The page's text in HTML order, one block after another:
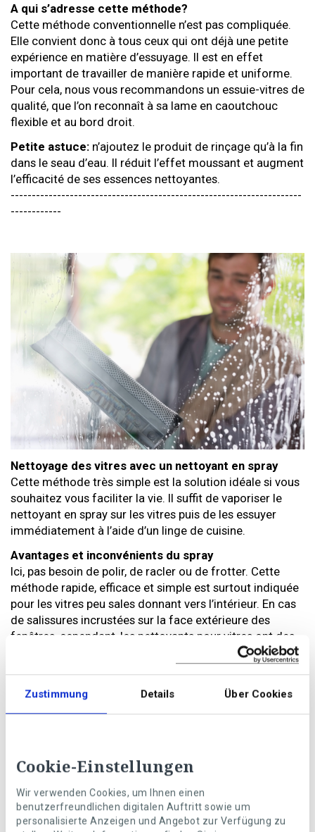
Zustimmung Details Über Cookies
Cookie-Einstellungen
Wir verwenden Cookies, um Ihnen einen
benutzerfreundlichen digitalen Auftritt sowie um
personalisierte Anzeigen und Angebot zur Verfügung zu
A qui s’adresse cette méthode?
Cette méthode conventionnelle n’est pas compliquée.
Elle convient donc à tous ceux qui ont déjà une petite
expérience en matière d’essuyage. Il est en effet
important de travailler de manière rapide et uniforme.
Pour cela, nous vous recommandons un essuie-vitres de
qualité, que l’on reconnaît à sa lame en caoutchouc
flexible et au bord droit.
Petite astuce: n’ajoutez le produit de rinçage qu’à la fin
dans le seau d’eau. Il réduit l’effet moussant et augment
l’efficacité de ses essences nettoyantes.
---------------------------------------------------------------------
------------
Nettoyage des vitres avec un nettoyant en spray
Cette méthode très simple est la solution idéale si vous
souhaitez vous faciliter la vie. Il suffit de vaporiser le
nettoyant en spray sur les vitres puis de les essuyer
immédiatement à l’aide d’un linge de cuisine.
Avantages et inconvénients du spray
Ici, pas besoin de polir, de racler ou de frotter. Cette
méthode rapide, efficace et simple est surtout indiquée
pour les vitres peu sales donnant vers l’intérieur. En cas
de salissures incrustées sur la face extérieure des
fenêtres, cependant, les nettoyants pour vitres ont des
limites. Plusieurs applications peuvent être nécessaires.
De plus, par rapport à la méthode classique avec l’eau et
le détergent, le nettoyant pour vitres est nettement plus
cher.
---------------------------------------------------------------------
Il s’agit d’une vieille méthode éprouvée pour le
nettoyage des fenêtres, qui a l’avantage de supprimer